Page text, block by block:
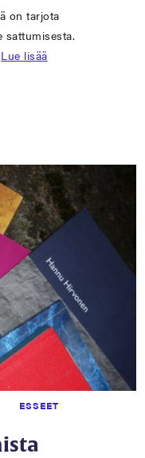
on tarjota
sattumisesta.
Lue lisää
ESSEET